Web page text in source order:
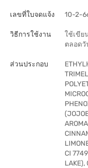
เลขที่ใบจดแจ้ง 10-2-
วิธีการใช้งาน
ใช้เขีย
ตลอดวั
ส่วนประกอบ
CI
LAKE),